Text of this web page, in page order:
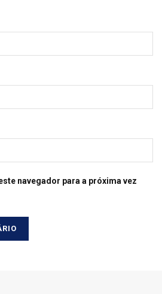
navegador para a próxima vez